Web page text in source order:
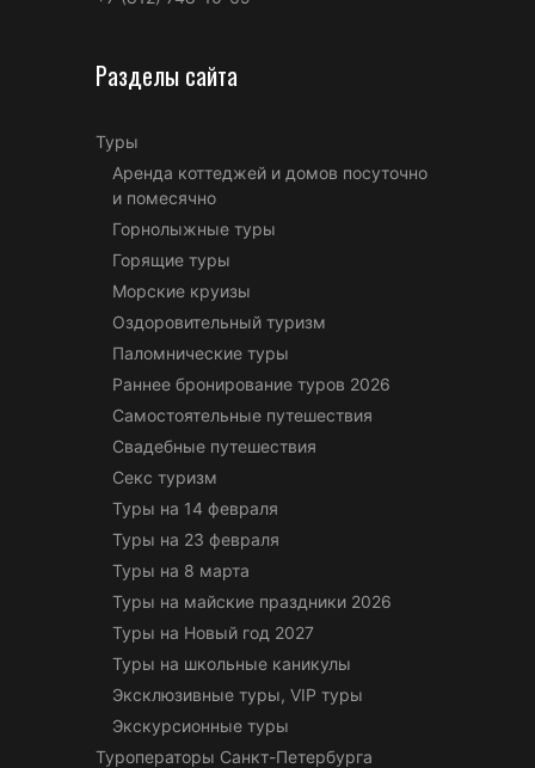
Разделы сайта
Туры
Аренда коттеджей и домов посуточно
и помесячно
Горнолыжные туры
Горящие туры
Морские круизы
Оздоровительный туризм
Паломнические туры
Раннее бронирование туров 2026
Самостоятельные путешествия
Свадебные путешествия
Секс туризм
Туры на 14 февраля
Туры на 23 февраля
Туры на 8 марта
Туры на майские праздники 2026
Туры на Новый год 2027
Туры на школьные каникулы
Эксклюзивные туры, VIP туры
Экскурсионные туры
Туроператоры Санкт-Петербурга